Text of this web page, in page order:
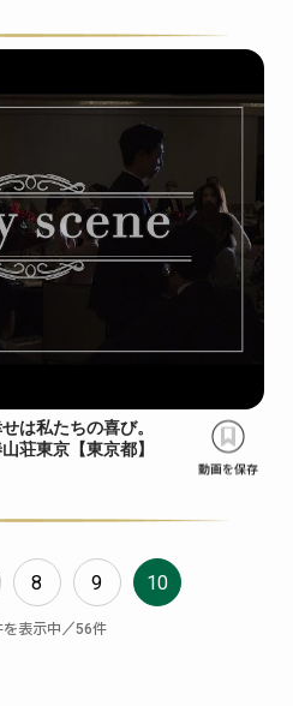
は私たちの喜び。
荘東京【東京都】
8 9 10
表示中／56件